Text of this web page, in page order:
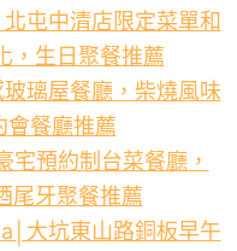
北屯中清店限定菜單和
，生日聚餐推薦
玻璃屋餐廳，柴燒風味
會餐廳推薦
預約制台菜餐廳，
尾牙聚餐推薦
大坑東山路銅板早午